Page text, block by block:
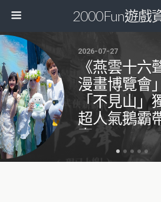
2000Fun遊戲
2026-07-27
《燕雲十六
漫畫博覽會
「不見山
超人氣鵝霸
喜！